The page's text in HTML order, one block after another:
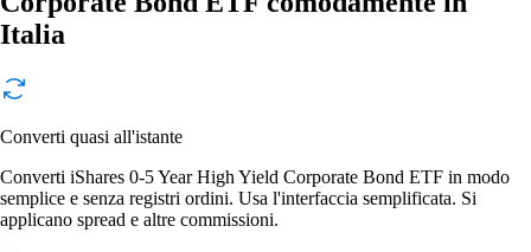
Italia
Converti quasi all'istante
Converti iShares 0-5 Year High Yield Corporate Bond ETF in modo
semplice e senza registri ordini. Usa l'interfaccia semplificata. Si
applicano spread e altre commissioni.